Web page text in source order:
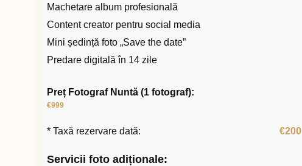
Machetare album profesională
Content creator pentru social media
Mini ședință foto „Save the date”
Predare digitală în 14 zile
Preț Fotograf Nuntă (1 fotograf):
€999
* Taxă rezervare dată: €200
Servicii foto adiționale: